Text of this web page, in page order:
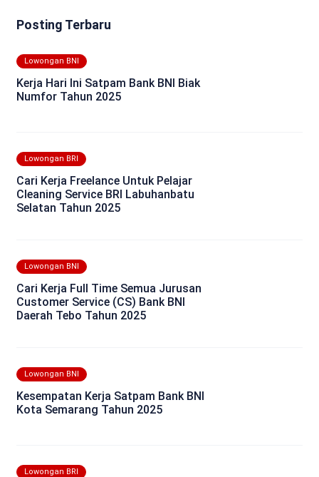
Posting Terbaru
Lowongan BNI
Kerja Hari Ini Satpam Bank BNI Biak
Numfor Tahun 2025
Lowongan BRI
Cari Kerja Freelance Untuk Pelajar
Cleaning Service BRI Labuhanbatu
Selatan Tahun 2025
Lowongan BNI
Cari Kerja Full Time Semua Jurusan
Customer Service (CS) Bank BNI
Daerah Tebo Tahun 2025
Lowongan BNI
Kesempatan Kerja Satpam Bank BNI
Kota Semarang Tahun 2025
Lowongan BRI